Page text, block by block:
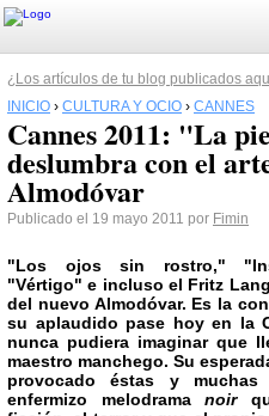
¿Los artículos de tu blog publicados
INICIO › CULTURA Y OCIO › CANNES
Cannes 2011: "La
deslumbra con el
Almodóvar
Publicado el 19 mayo 2011 por Fimin
"Los ojos sin rostro,"
"Vértigo" e incluso el Fritz Lang
del nuevo Almodóvar. Es la
su aplaudido pase hoy en la
nunca pudiera imaginar que
maestro manchego. Su
provocado éstas y
enfermizo melodramanoir